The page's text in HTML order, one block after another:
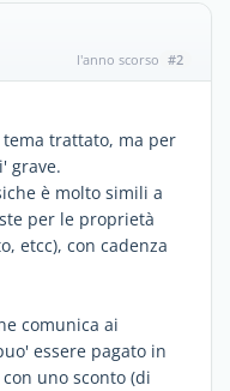
l'anno scorso #2
trattato, ma per
grave.
è molto simili a
per le proprietà
etcc), con cadenza
comunica ai
essere pagato in
uno sconto (di